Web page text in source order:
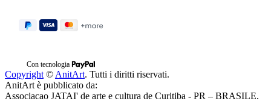
Con tecnologia
Copyright © AnitArt. Tutti i diritti riservati.
AnitArt è pubblicato da:
Associacao JATAI' de arte e cultura de Curitiba - PR – BRASILE.